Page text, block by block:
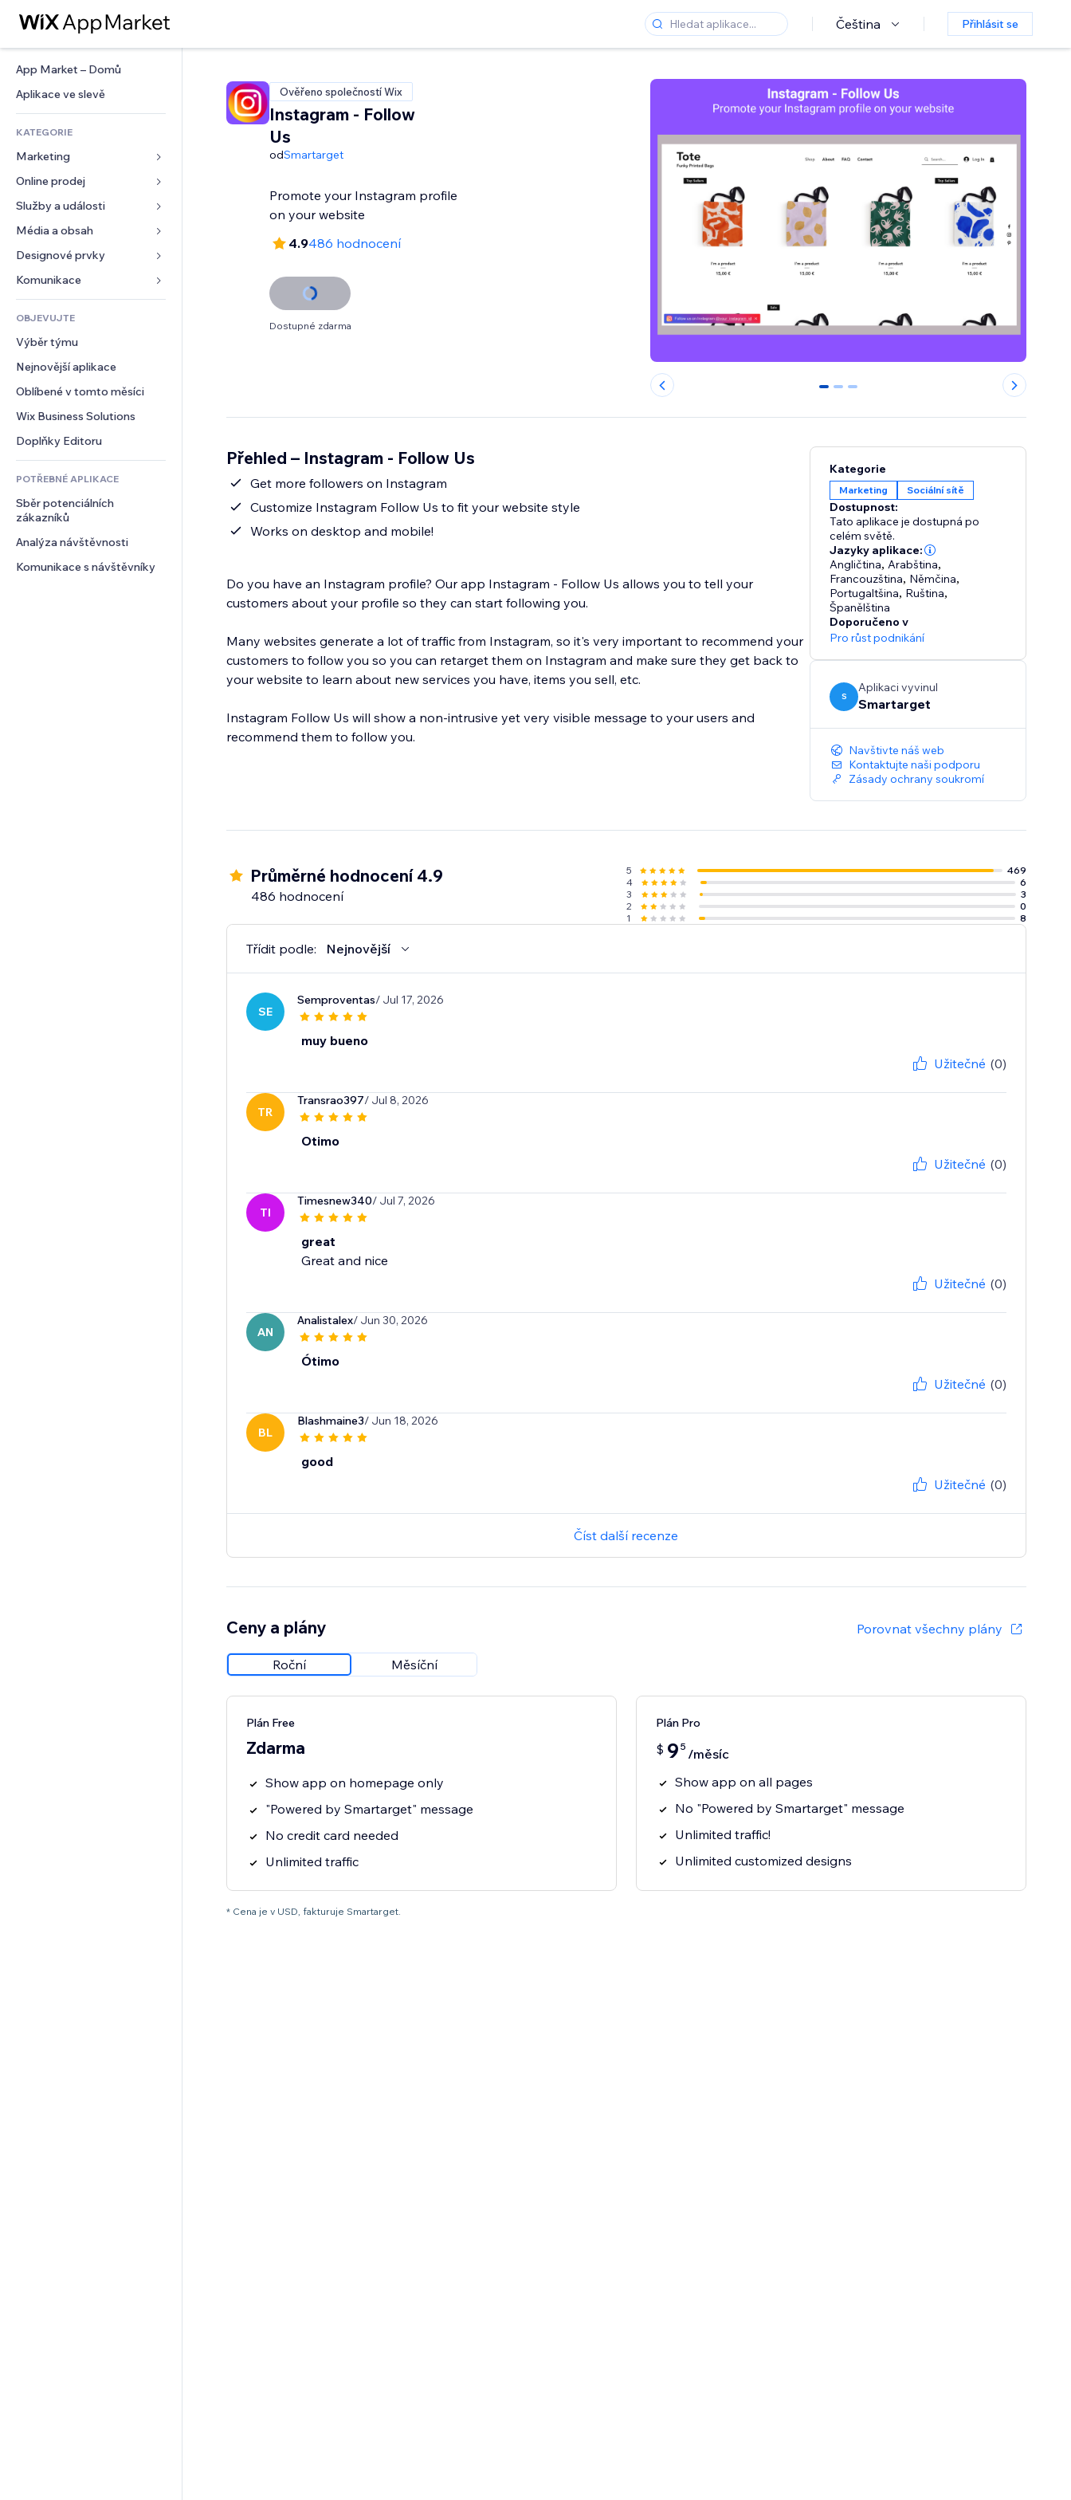
Čeština Přihlásit se
App Market – Domů
Aplikace ve slevě
KATEGORIE
Marketing
Reklamy
Mobilní zařízení
Analytika
Výpisy webu
E‑mail
Online prodej
Aplikace pro obchody
Doprava a doručení
Tlačítka pro prodej
Účetnictví
Kupóny a věrnostní programy
Skladování
Jídlo a nápoje
Služby a události
Ubytování
Události
Restaurace
Nemovitosti
Rezervace
Média a obsah
Galerie
Hudba
Podcasty
Fotografie
Video
PDF
Sdílení souborů
Novinky
Designové prvky
Mapy a navigace
Soukromí a bezpečnost
Hodiny
Šablony stránek
Efekty pro obrázky
Tlačítka a nabídky
Bannery a odznaky
Kalkulačky
Vyhledávání
Počasí
Tabulky a grafy
Formuláře
Ankety
Chat
Komentáře
Telefon
Komunita
Reference a recenze
CRM
OBJEVUJTE
Výběr týmu
Nejnovější aplikace
Oblíbené v tomto měsíci
Wix Business Solutions
Doplňky Editoru
POTŘEBNÉ APLIKACE
Sběr potenciálních
zákazníků
Analýza návštěvnosti
Komunikace s návštěvníky
Ověřeno společností Wix
Instagram - Follow
Us
odSmartarget
Promote your Instagram profile
on your website
4.9486 hodnocení
Dostupné zdarma
0 1 2
Přehled – Instagram - Follow Us
Get more followers on Instagram
Customize Instagram Follow Us to fit your website style
Works on desktop and mobile!
Do you have an Instagram profile? Our app Instagram - Follow Us allows you to tell your
customers about your profile so they can start following you.
Many websites generate a lot of traffic from Instagram, so it's very important to recommend your
customers to follow you so you can retarget them on Instagram and make sure they get back to
your website to learn about new services you have, items you sell, etc.
Instagram Follow Us will show a non-intrusive yet very visible message to your users and
recommend them to follow you.
Kategorie
Marketing Sociální sítě
Dostupnost:
Tato aplikace je dostupná po
celém světě.
Jazyky aplikace:
Angličtina, Arabština,
Francouzština, Němčina,
Portugaltšina, Ruština,
Španělština
Doporučeno v
Pro růst podnikání
S
Aplikaci vyvinul
Smartarget
Navštivte náš web
Kontaktujte naši podporu
Zásady ochrany soukromí
Průměrné hodnocení 4.9
486 hodnocení
5
469
4
6
3
3
2
0
1
8
Třídit podle: Nejnovější
SE
Semproventas/ Jul 17, 2026
muy bueno
Užitečné (0)
TR
Transrao397/ Jul 8, 2026
Otimo
Užitečné (0)
TI
Timesnew340/ Jul 7, 2026
great
Great and nice
Užitečné (0)
AN
Analistalex/ Jun 30, 2026
Ótimo
Užitečné (0)
BL
Blashmaine3/ Jun 18, 2026
good
Užitečné (0)
Číst další recenze
Ceny a plány Porovnat všechny plány
Roční Měsíční
Plán Free
Zdarma
Show app on homepage only
"Powered by Smartarget" message
No credit card needed
Unlimited traffic
Plán Pro
$ 9 5 /měsíc
Show app on all pages
No "Powered by Smartarget" message
Unlimited traffic!
Unlimited customized designs
* Cena je v USD, fakturuje Smartarget.